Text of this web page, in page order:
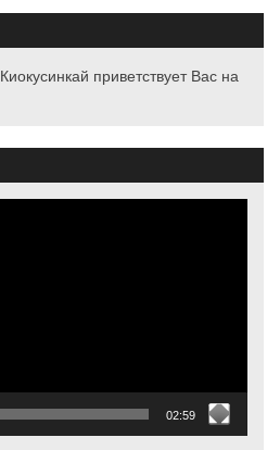
приветствует Вас на
02:59